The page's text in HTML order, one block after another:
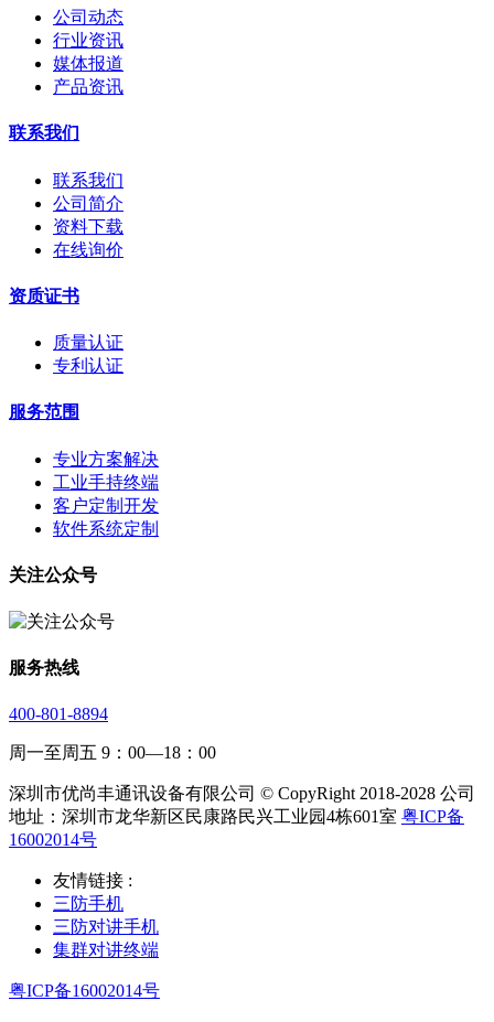
公司动态
行业资讯
媒体报道
产品资讯
联系我们
联系我们
公司简介
资料下载
在线询价
资质证书
质量认证
专利认证
服务范围
专业方案解决
工业手持终端
客户定制开发
软件系统定制
关注公众号
服务热线
400-801-8894
周一至周五 9：00—18：00
深圳市优尚丰通讯设备有限公司 © CopyRight 2018-2028 公司
地址：深圳市龙华新区民康路民兴工业园4栋601室 粤ICP备
16002014号
友情链接 :
三防手机
三防对讲手机
集群对讲终端
粤ICP备16002014号